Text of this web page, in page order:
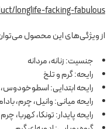
longlife-facking-fabulous/
از ویژگی‌های این محصول می‌توان
جنسیت: زنانه، مردانه
رایحه: گرم و تلخ
رایحه ابتدایی:
رایحه میانی: وانیل، چرم،
رایحه پایدار: تونکا، کهربا، چرم